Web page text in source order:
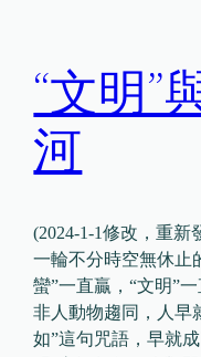
“文明”
河
(2024-1-1修改，重新
一輪不分時空無休止
蠻”一直贏，“文明”
非人動物趨同，人早
如”這句咒語，早就